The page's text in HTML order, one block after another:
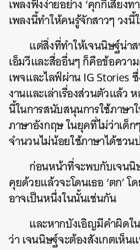
เพลงฟังง่ายอย่าง ‘คุกกี้เสี่ยง
เพลงนี้ทำให้คนรู้จักสาวๆ วงนี้
แต่สิ่งที่ทำให้เจนนิษฐ์น่า
เอ็มวีและสื่ออื่นๆ ก็คือข้อควา
เพจและไลฟ์ผ่าน IG Stories
งานและเล่าเรื่องส่วนตัวแล้ว
นี้ในการสนับสนุนการใช้ภาษา
ภาษาอังกฤษ ในยุคที่ไม่ว่าเด็
จำนวนไม่น้อยใช้ภาษาได้ชวน
ก่อนหน้าที่จะพบกับเจนนิ
คุยด้วยแล้วจะโดนเธอ ‘ตก’
อาจเป็นหนึ่งในนั้นเช่นกัน
และหากบังเอิญมีคำผิดใ
ว่า เจนนิษฐ์จะต้องสังเกตเห็น